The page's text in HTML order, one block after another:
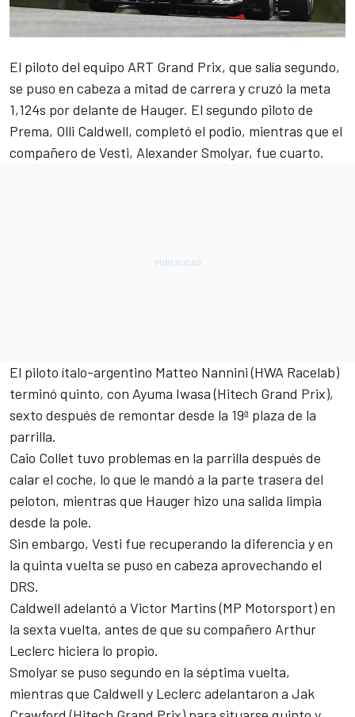
El piloto del equipo ART Grand Prix, que salía segundo,
se puso en cabeza a mitad de carrera y cruzó la meta
1,124s por delante de Hauger. El segundo piloto de
Prema, Olli Caldwell, completó el podio, mientras que el
compañero de Vesti, Alexander Smolyar, fue cuarto.
El piloto ítalo-argentino Matteo Nannini (HWA Racelab)
terminó quinto, con Ayuma Iwasa (Hitech Grand Prix),
sexto después de remontar desde la 19ª plaza de la
parrilla.
Caio Collet tuvo problemas en la parrilla después de
calar el coche, lo que le mandó a la parte trasera del
peloton, mientras que Hauger hizo una salida limpia
desde la pole.
Sin embargo, Vesti fue recuperando la diferencia y en
la quinta vuelta se puso en cabeza aprovechando el
DRS.
Caldwell adelantó a Victor Martins (MP Motorsport) en
la sexta vuelta, antes de que su compañero Arthur
Leclerc hiciera lo propio.
Smolyar se puso segundo en la séptima vuelta,
mientras que Caldwell y Leclerc adelantaron a Jak